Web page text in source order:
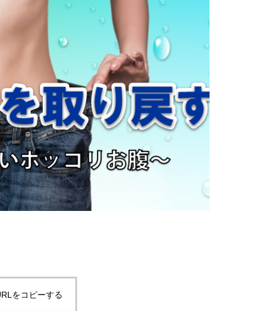
営業職に就いたことがない治療院
の院長が〇〇〇万円売った話
をコピーする